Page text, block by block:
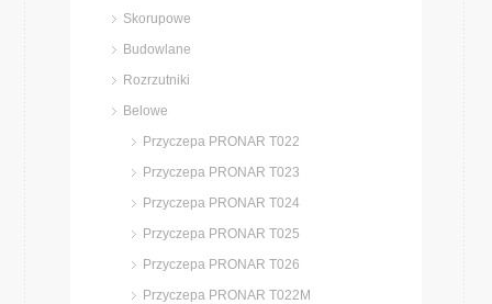
Skorupowe
Budowlane
Rozrzutniki
Belowe
Przyczepa PRONAR T022
Przyczepa PRONAR T023
Przyczepa PRONAR T024
Przyczepa PRONAR T025
Przyczepa PRONAR T026
Przyczepa PRONAR T022M